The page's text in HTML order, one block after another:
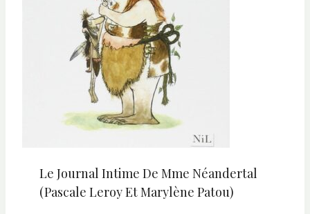
Le Journal Intime De Mme Néandertal
(Pascale Leroy Et Marylène Patou)